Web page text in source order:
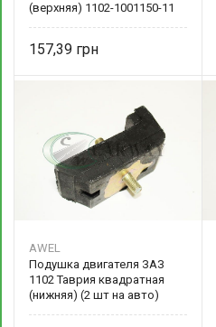
(верхняя) 1102-1001150-11
157,39
AWEL
Подушка двигателя ЗАЗ
1102 Таврия квадратная
(нижняя) (2 шт на авто)